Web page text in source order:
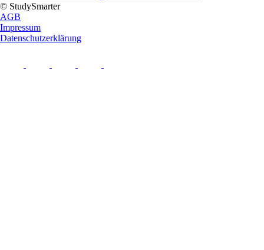
© StudySmarter
AGB
Impressum
Datenschutzerklärung